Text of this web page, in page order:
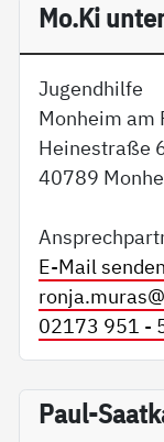
Mo.Ki
Jugendhilfe
Monheim am
Heinestraße
40789
E-Mail senden
02173 951 -
Paul-